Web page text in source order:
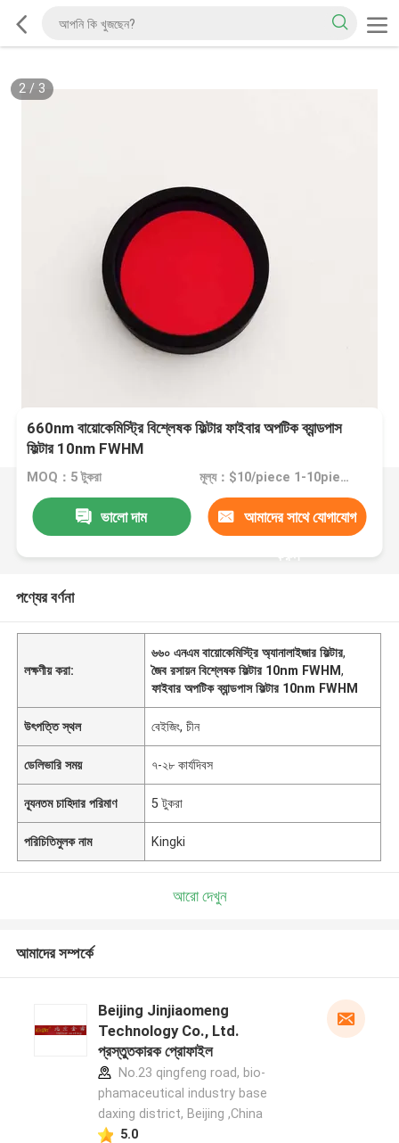
2/ 3
660nm বায়োকেমিস্ট্রি বিশ্লেষক ফিল্টার ফাইবার অপটিক ব্যান্ডপাস
ফিল্টার 10nm FWHM
MOQ：5 টুকরা মূল্য：$10/piece 1-10pieces; $9/piece 11-50pieces; $8/piece >=51pieces
ভালো দাম আমাদের সাথে যোগাযোগ
করুন
পণ্যের বর্ণনা
লক্ষণীয় করা:
৬৬০ এনএম বায়োকেমিস্ট্রি অ্যানালাইজার ফিল্টার,
জৈব রসায়ন বিশ্লেষক ফিল্টার 10nm FWHM,
ফাইবার অপটিক ব্যান্ডপাস ফিল্টার 10nm FWHM
উৎপত্তি স্থল বেইজিং, চীন
ডেলিভারি সময় ৭-২৮ কার্যদিবস
ন্যূনতম চাহিদার পরিমাণ 5 টুকরা
পরিচিতিমুলক নাম Kingki
আরো দেখুন
আমাদের সম্পর্কে
Beijing Jinjiaomeng
Technology Co., Ltd.
প্রস্তুতকারক প্রোফাইল
No.23 qingfeng road, bio-
phamaceutical industry base
daxing district, Beijing ,China
5.0